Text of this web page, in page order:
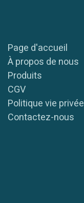
Page d'accueil
À propos de nous
Produits
CGV
Politique vie privée
Contactez-nous